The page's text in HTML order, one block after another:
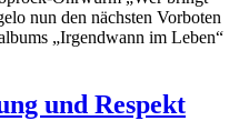
nun den nächsten Vorboten
„Irgendwann im Leben“
und Respekt